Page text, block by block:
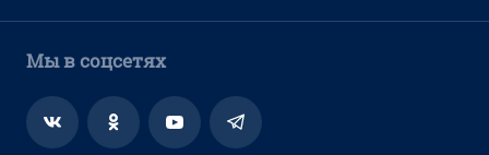
Мы в соцсетях